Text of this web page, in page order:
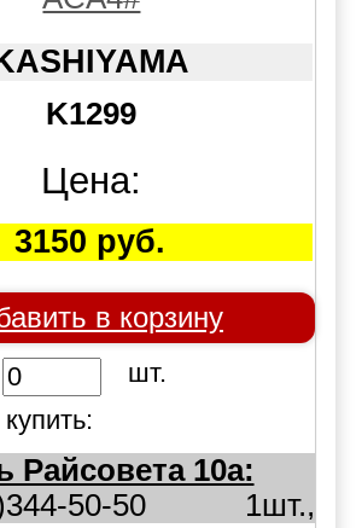
K1299
Цена:
3150 руб.
в корзину
шт.
Райсовета 10а:
1шт.,
50-50